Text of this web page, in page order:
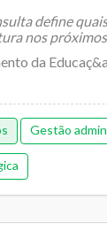
define
nos
da
Gestão